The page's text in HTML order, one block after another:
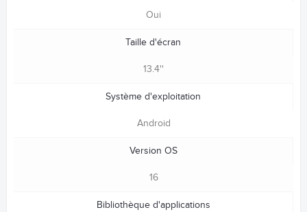
Oui
Taille d'écran
13.4''
Système d'exploitation
Android
Version OS
16
Bibliothèque d'applications